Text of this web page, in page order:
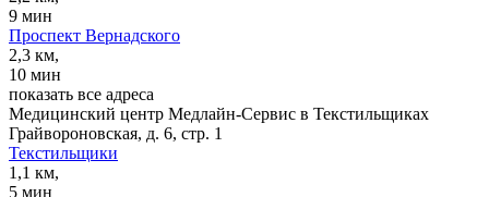
9 мин
Проспект Вернадского
2,3 км,
10 мин
показать все адреса
Медицинский центр Медлайн-Сервис в Текстильщиках
Грайвороновская, д. 6, стр. 1
Текстильщики
1,1 км,
5 мин